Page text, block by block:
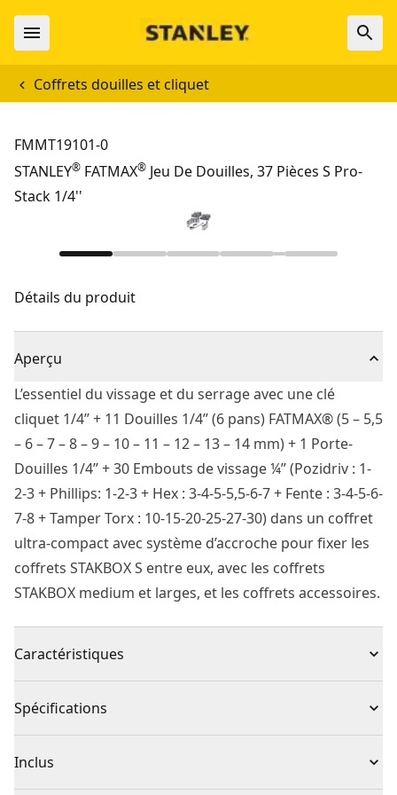
Coffrets douilles et cliquet
FMMT19101-0
STANLEY® FATMAX® Jeu De Douilles, 37 Pièces S Pro-
Stack 1/4''
Détails du produit
Aperçu
L’essentiel du vissage et du serrage avec une clé
cliquet 1/4’’ + 11 Douilles 1/4’’ (6 pans) FATMAX® (5 – 5,5
– 6 – 7 – 8 – 9 – 10 – 11 – 12 – 13 – 14 mm) + 1 Porte-
Douilles 1/4’’ + 30 Embouts de vissage ¼” (Pozidriv : 1-
2-3 + Phillips: 1-2-3 + Hex : 3-4-5-5,5-6-7 + Fente : 3-4-5-6-
7-8 + Tamper Torx : 10-15-20-25-27-30) dans un coffret
ultra-compact avec système d’accroche pour fixer les
coffrets STAKBOX S entre eux, avec les coffrets
STAKBOX medium et larges, et les coffrets accessoires.
Caractéristiques
pour fixer la boîte aux autres éléments de la gamme
stockage mobile.
Spécifications
Type de produit Ensemble d'outils de mécanicien
Inclus